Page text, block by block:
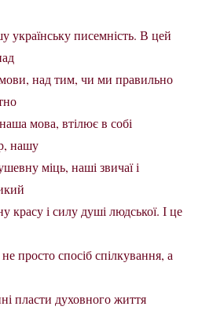
українську писемність. В цей
над тим, чи ми правильно
мова, втілює в собі
нашу
міць, наші звичаї і
красу і силу душі людської. І це
просто спосіб спілкування, а
пласти духовного життя